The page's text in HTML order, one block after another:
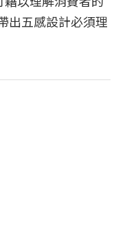
出五感設計必須理